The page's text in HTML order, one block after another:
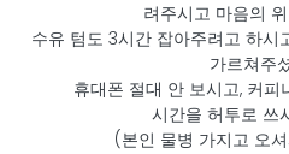
려주시고 마음의
수유 텀도 3시간 잡아주려고 하시
가르쳐주
휴대폰 절대 안 보시고, 커
시간을 허투로 쓰
(본인 물병 가지고 오